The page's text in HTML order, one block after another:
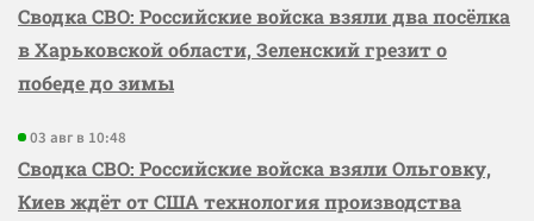
Сводка СВО: Российские войска взяли два посёлка
в Харьковской области, Зеленский грезит о
победе до зимы
03 авг в 10:48
Сводка СВО: Российские войска взяли Ольговку,
Киев ждёт от США технология производства